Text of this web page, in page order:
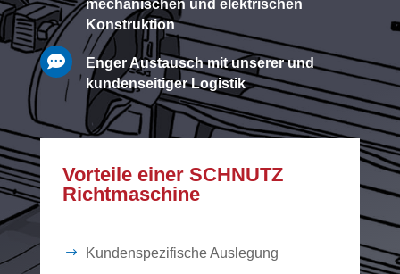
mechanischen und elektrischen
Konstruktion

Enger Austausch mit unserer und
kundenseitiger Logistik
Vorteile einer SCHNUTZ
Richtmaschine
Kundenspezifische Auslegung